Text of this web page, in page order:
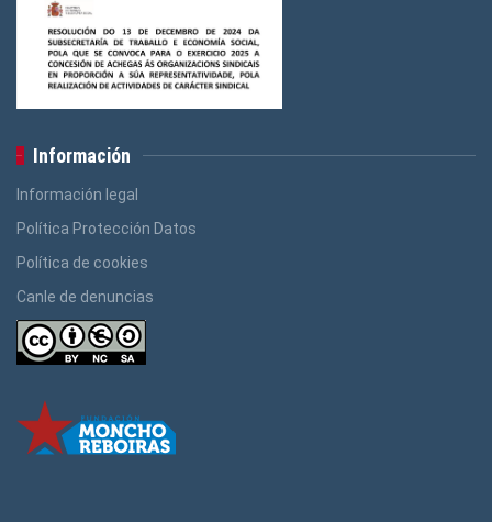
Información
Información legal
Política Protección Datos
Política de cookies
Canle de denuncias